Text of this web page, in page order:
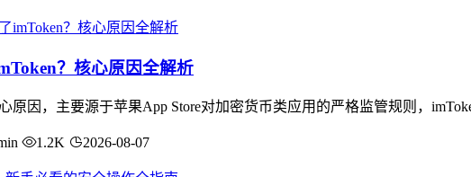
？核心原因全解析
原因，主要源于苹果App Store对加密货币类应用的严格监管规则，
1.2K 2026-08-07